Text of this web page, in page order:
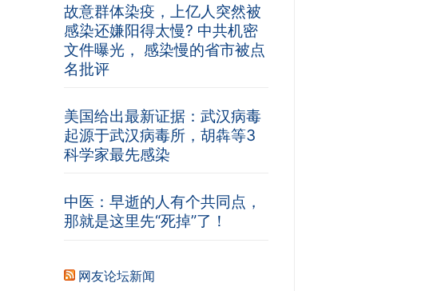
故意群体染疫，上亿人突然被
感染还嫌阳得太慢? 中共机密
文件曝光， 感染慢的省市被点
名批评
美国给出最新证据：武汉病毒
起源于武汉病毒所，胡犇等3
科学家最先感染
中医：早逝的人有个共同点，
那就是这里先“死掉”了！
网友论坛新闻